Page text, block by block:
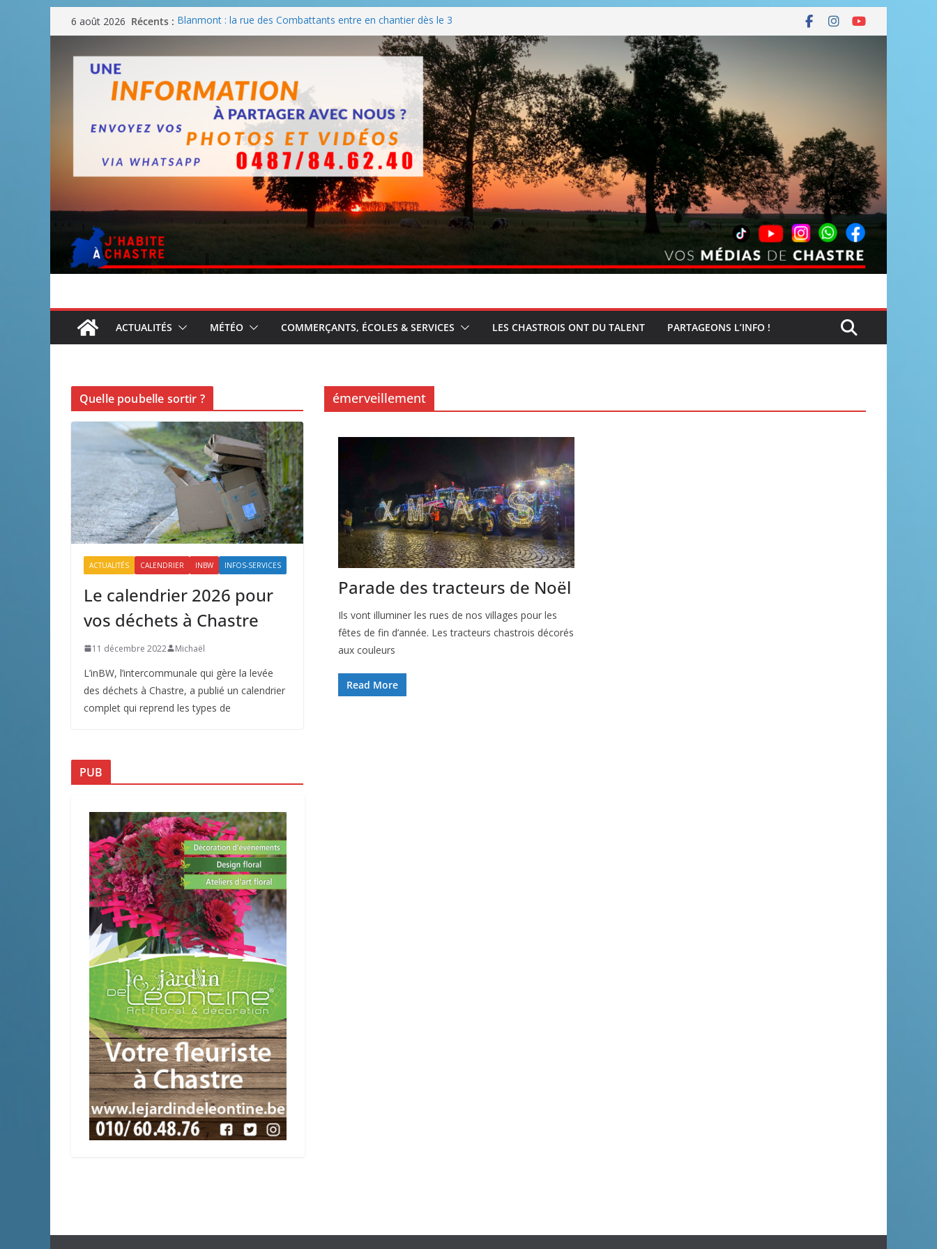
Passer
au
contenu
6 août 2026 Récents : Blanmont : la rue des Combattants entre en chantier dès le 3
août
Une fête nationale sans drache
ACTUALITÉS MÉTÉO COMMERÇANTS, ÉCOLES & SERVICES LES CHASTROIS ONT DU TALENT PARTAGEONS L’INFO !
émerveillement
Parade des tracteurs de Noël
Ils vont illuminer les rues de nos villages pour les
fêtes de fin d’année. Les tracteurs chastrois décorés
aux couleurs
Read More
Quelle poubelle sortir ?
ACTUALITÉS CALENDRIER INBW INFOS-SERVICES
Le calendrier 2026 pour
vos déchets à Chastre
11 décembre 2022 Michaël
L’inBW, l’intercommunale qui gère la levée
des déchets à Chastre, a publié un calendrier
complet qui reprend les types de
PUB